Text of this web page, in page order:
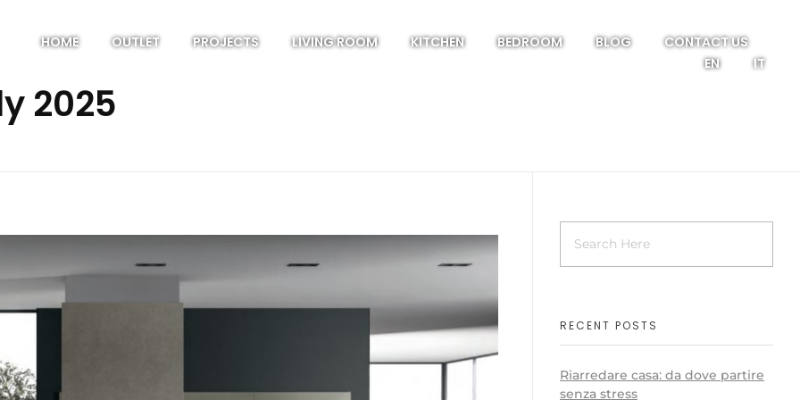
HOME OUTLET PROJECTS LIVING ROOM KITCHEN BEDROOM BLOG
CONTACT US
EN
IT
2025
RECENT POSTS
Riarredare casa: da dove partire
senza stress